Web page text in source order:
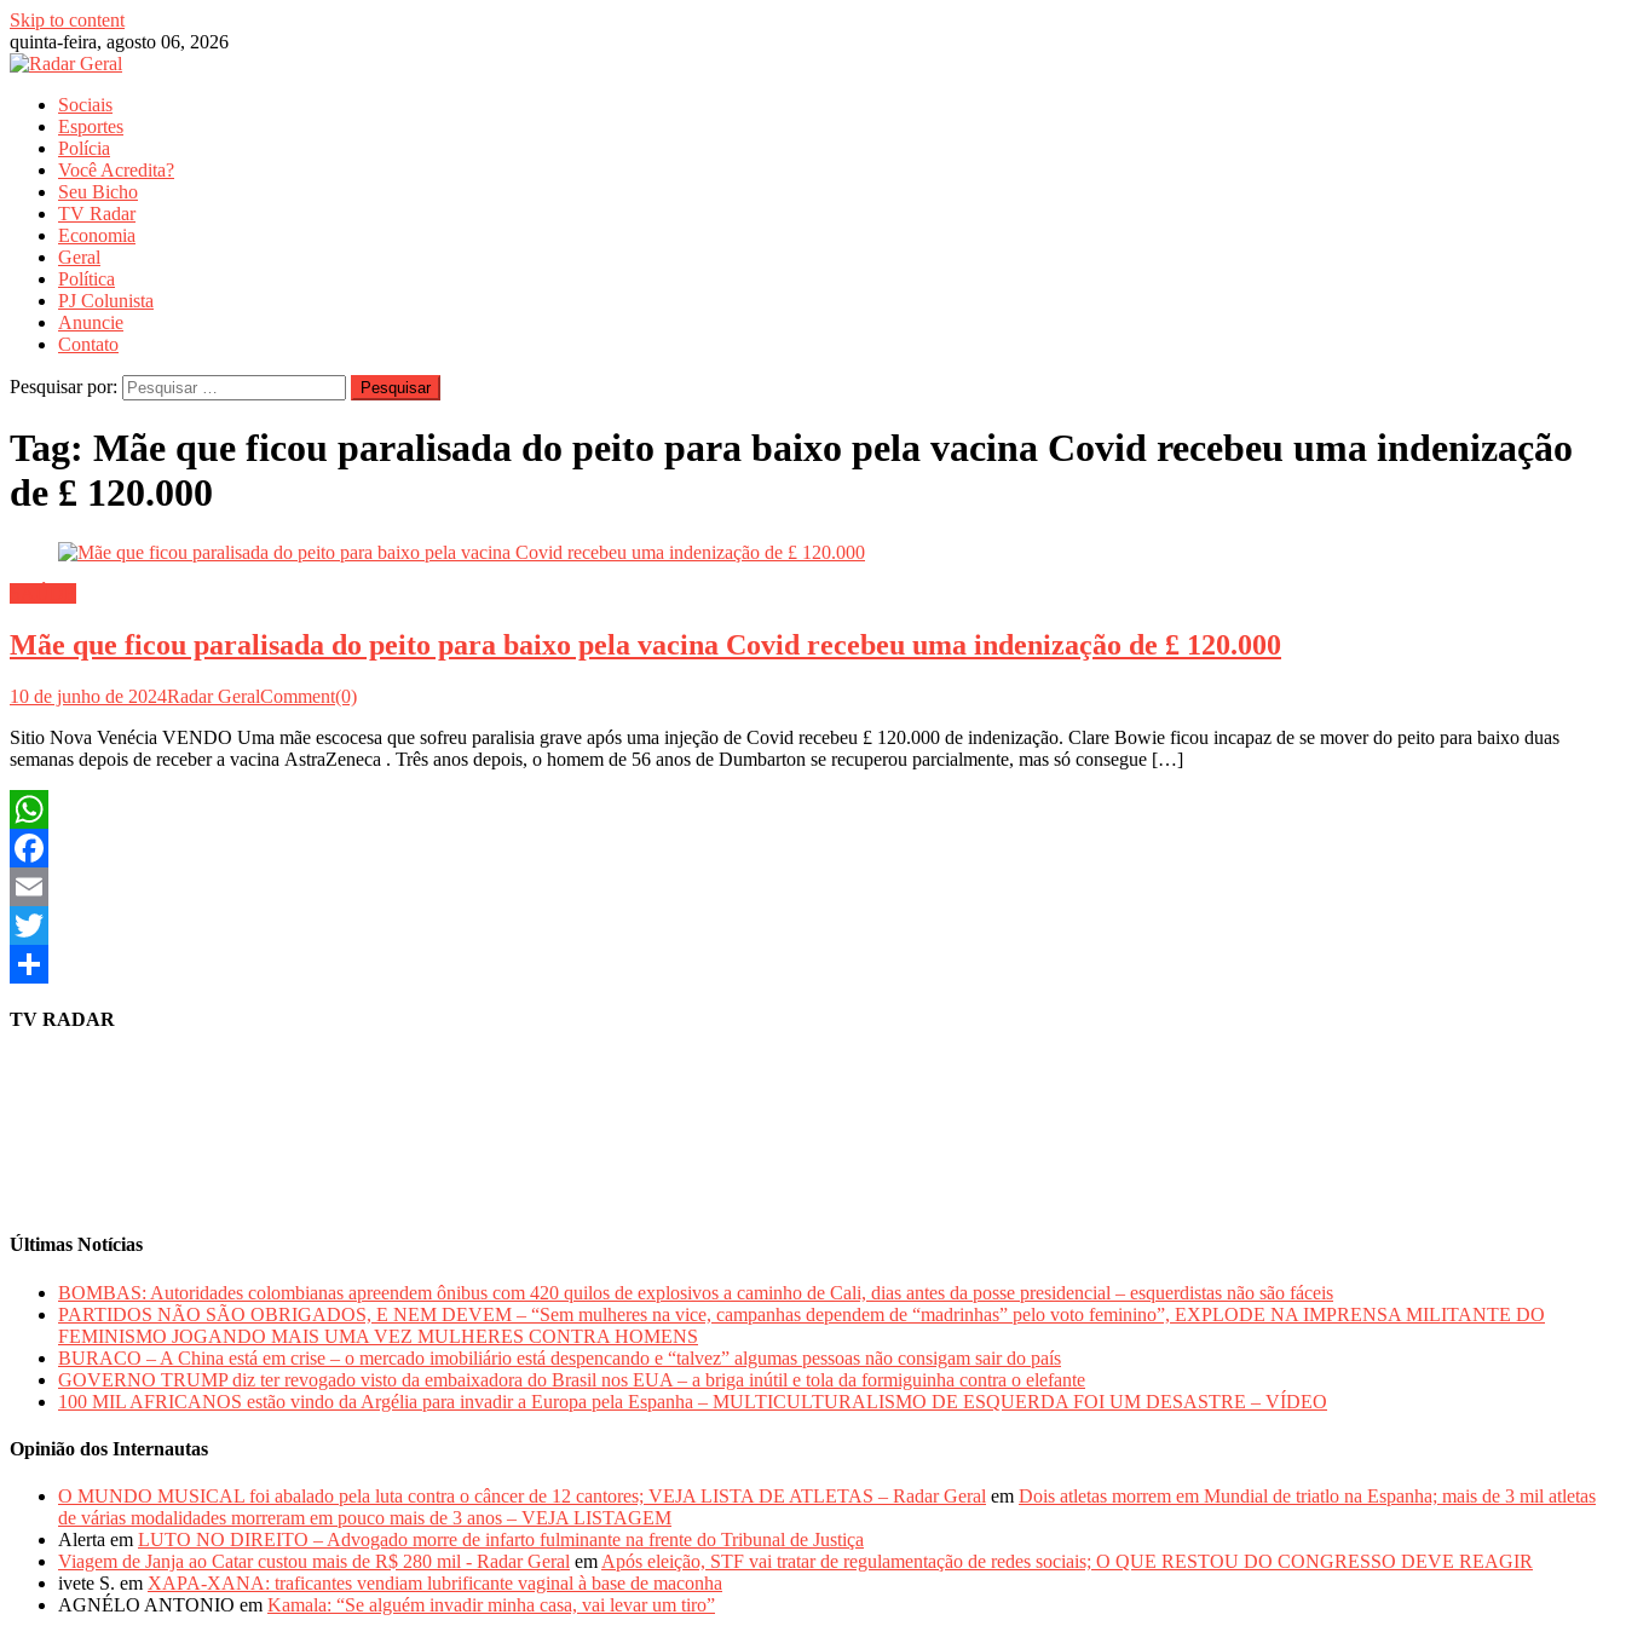
Skip to content
quinta-feira, agosto 06, 2026
Sociais
Esportes
Polícia
Você Acredita?
Seu Bicho
TV Radar
Economia
Geral
Política
PJ Colunista
Anuncie
Contato
Pesquisar por:
Tag: Mãe que ficou paralisada do peito para baixo pela vacina Covid recebeu uma indenização
de £ 120.000
Mãe que ficou paralisada do peito para baixo pela vacina Covid recebeu uma indenização de £ 120.000
10 de junho de 2024Radar GeralComment(0)
Sitio Nova Venécia VENDO Uma mãe escocesa que sofreu paralisia grave após uma injeção de Covid recebeu £ 120.000 de indenização. Clare Bowie ficou incapaz de se mover do peito para baixo duas
semanas depois de receber a vacina AstraZeneca . Três anos depois, o homem de 56 anos de Dumbarton se recuperou parcialmente, mas só consegue […]
WhatsApp
Facebook
Email
Twitter
TV RADAR
Últimas Notícias
BOMBAS: Autoridades colombianas apreendem ônibus com 420 quilos de explosivos a caminho de Cali, dias antes da posse presidencial – esquerdistas não são fáceis
PARTIDOS NÃO SÃO OBRIGADOS, E NEM DEVEM – “Sem mulheres na vice, campanhas dependem de “madrinhas” pelo voto feminino”, EXPLODE NA IMPRENSA MILITANTE DO
FEMINISMO JOGANDO MAIS UMA VEZ MULHERES CONTRA HOMENS
BURACO – A China está em crise – o mercado imobiliário está despencando e “talvez” algumas pessoas não consigam sair do país
GOVERNO TRUMP diz ter revogado visto da embaixadora do Brasil nos EUA – a briga inútil e tola da formiguinha contra o elefante
100 MIL AFRICANOS estão vindo da Argélia para invadir a Europa pela Espanha – MULTICULTURALISMO DE ESQUERDA FOI UM DESASTRE – VÍDEO
Opinião dos Internautas
O MUNDO MUSICAL foi abalado pela luta contra o câncer de 12 cantores; VEJA LISTA DE ATLETAS – Radar Geral em Dois atletas morrem em Mundial de triatlo na Espanha; mais de 3 mil atletas
de várias modalidades morreram em pouco mais de 3 anos – VEJA LISTAGEM
Alerta em LUTO NO DIREITO – Advogado morre de infarto fulminante na frente do Tribunal de Justiça
Viagem de Janja ao Catar custou mais de R$ 280 mil - Radar Geral em Após eleição, STF vai tratar de regulamentação de redes sociais; O QUE RESTOU DO CONGRESSO DEVE REAGIR
ivete S. em XAPA-XANA: traficantes vendiam lubrificante vaginal à base de maconha
AGNÉLO ANTONIO em Kamala: “Se alguém invadir minha casa, vai levar um tiro”